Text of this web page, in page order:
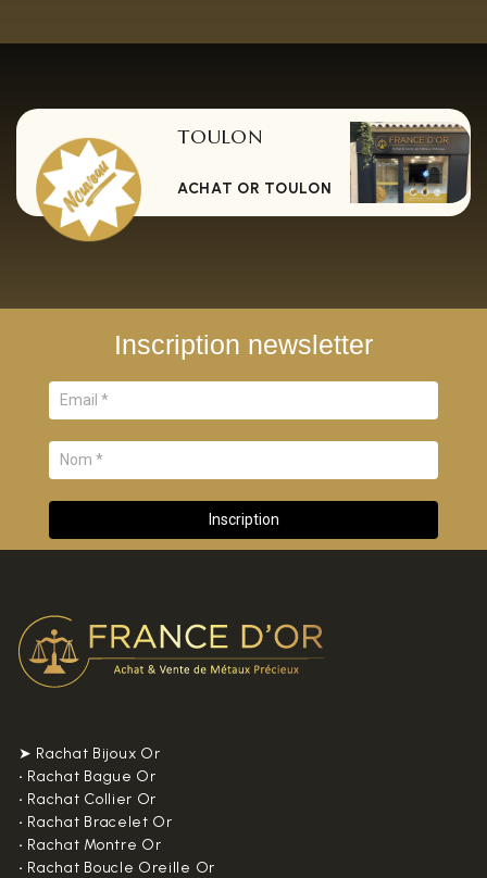
TOULON
ACHAT OR TOULON
Inscription newsletter
➤ Rachat Bijoux Or
• Rachat Bague Or
• Rachat Collier Or
• Rachat Bracelet Or
• Rachat Montre Or
• Rachat Boucle Oreille Or